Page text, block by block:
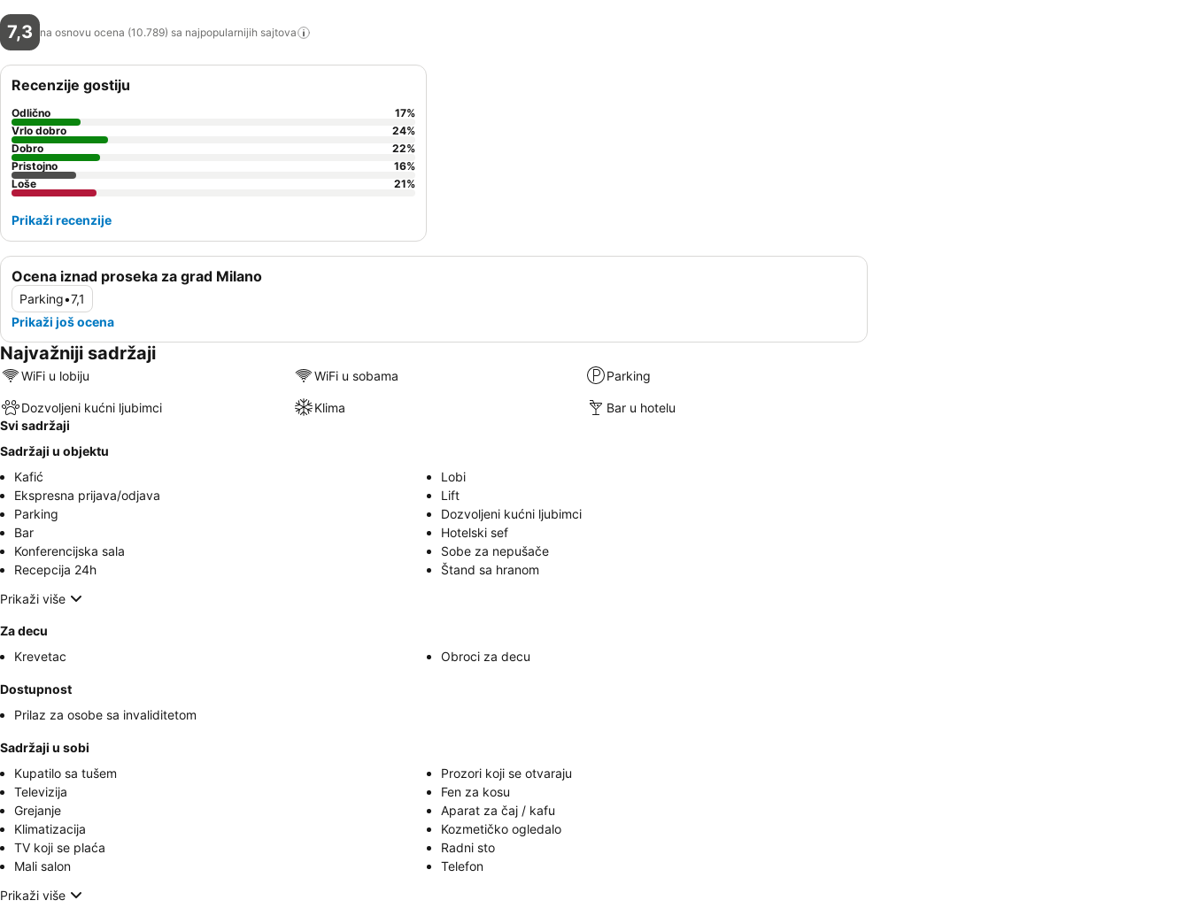
7,3 na osnovu ocena (10.789) sa najpopularnijih sajtova
Ocena iznad proseka za grad Milano
Parking•7,1
Prikaži još ocena
Recenzije gostiju
Odlično 17%
Vrlo dobro
24%
Dobro
22%
Pristojno
16%
Loše
21%
Prikaži recenzije
Najvažniji sadržaji
WiFi u lobiju WiFi u sobama Parking
Dozvoljeni kućni ljubimci Klima
Bar u hotelu
Svi sadržaji
Sadržaji u objektu
Kafić
Lobi
Ekspresna prijava/odjava
Lift
Parking
Dozvoljeni kućni ljubimci
Bar
Hotelski sef
Konferencijska sala
Sobe za nepušače
Recepcija 24h
Štand sa hranom
Prikaži više
Za decu
Krevetac
Obroci za decu
Dostupnost
Prilaz za osobe sa invaliditetom
Sadržaji u sobi
Kupatilo sa tušem
Prozori koji se otvaraju
Televizija
Fen za kosu
Grejanje
Aparat za čaj / kafu
Klimatizacija
Kozmetičko ogledalo
TV koji se plaća
Radni sto
Mali salon
Telefon
Prikaži više